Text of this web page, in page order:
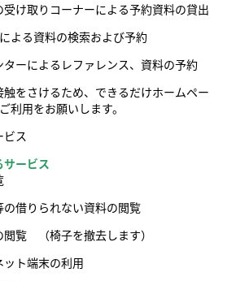
け取りコーナーによる予約資料の貸出
る資料の検索および予約
ーによるレファレンス、資料の予約
るため、できるだけホームペー
利用をお願いします。
ス
サービス
覧
借りられない資料の閲覧
覧 （椅子を撤去します）
ト端末の利用